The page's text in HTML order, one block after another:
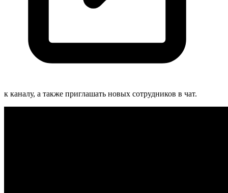
к каналу, а также приглашать новых сотрудников в чат.